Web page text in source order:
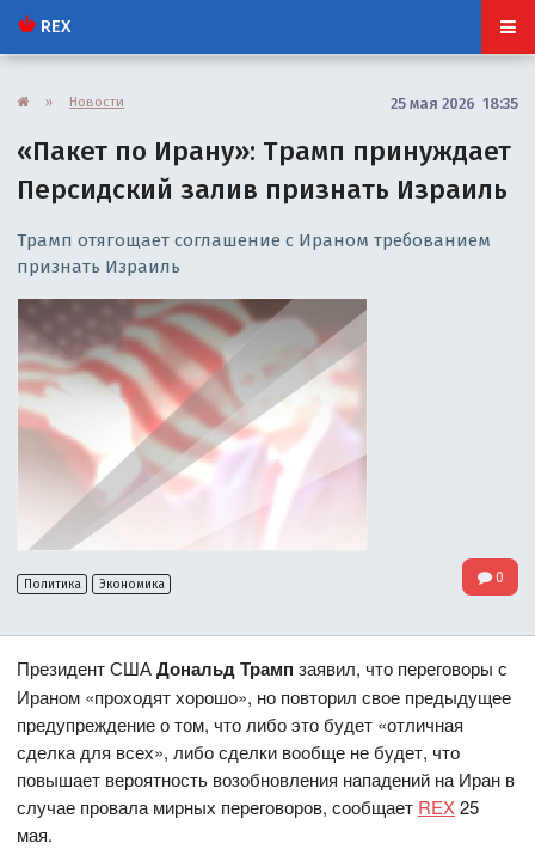
REX
» Новости 25 мая 2026 18:35
«Пакет по Ирану»: Трамп принуждает
Персидский залив признать Израиль
Трамп отягощает соглашение с Ираном требованием
признать Израиль
Политика Экономика 0
Президент СШАДональд Трамп заявил, что переговоры с
Ираном «проходят хорошо», но повторил свое предыдущее
предупреждение о том, что либо это будет «отличная
сделка для всех», либо сделки вообще не будет, что
повышает вероятность возобновления нападений на Иран в
случае провала мирных переговоров, сообщает REX25
мая.